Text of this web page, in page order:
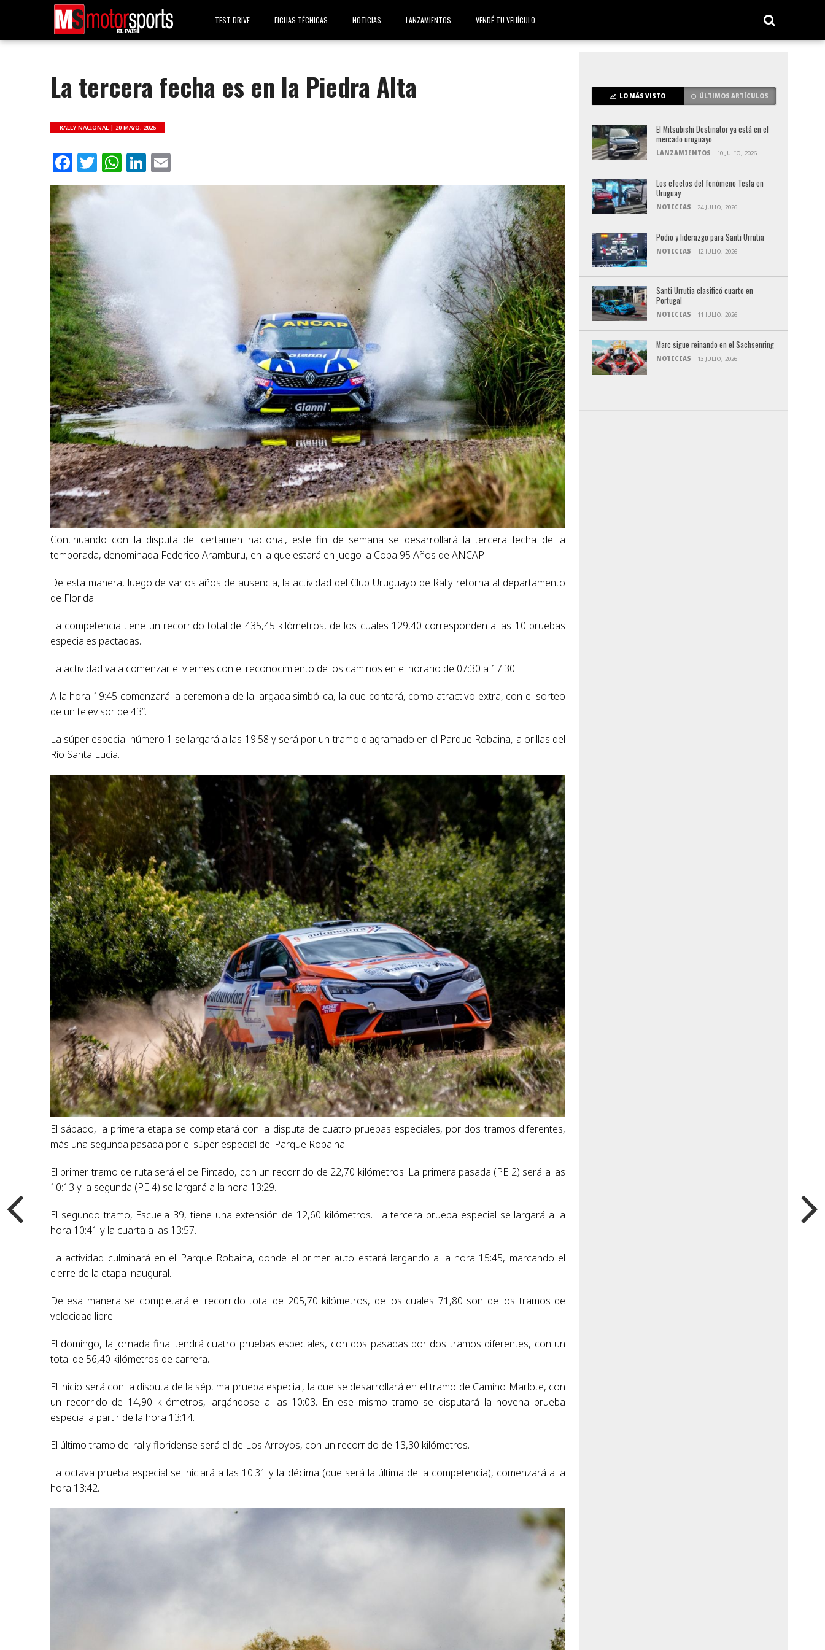
TEST DRIVE FICHAS TÉCNICAS NOTICIAS LANZAMIENTOS VENDÉ TU VEHÍCULO
La tercera fecha es en la Piedra Alta
RALLY NACIONAL |20 MAYO, 2026
Facebook
Twitter
WhatsApp
LinkedIn
Continuando con la disputa del certamen nacional, este fin de semana se desarrollará la tercera fecha de la
temporada, denominada Federico Aramburu, en la que estará en juego la Copa 95 Años de ANCAP.
De esta manera, luego de varios años de ausencia, la actividad del Club Uruguayo de Rally retorna al departamento
de Florida.
La competencia tiene un recorrido total de 435,45 kilómetros, de los cuales 129,40 corresponden a las 10 pruebas
especiales pactadas.
La actividad va a comenzar el viernes con el reconocimiento de los caminos en el horario de 07:30 a 17:30.
A la hora 19:45 comenzará la ceremonia de la largada simbólica, la que contará, como atractivo extra, con el sorteo
de un televisor de 43”.
La súper especial número 1 se largará a las 19:58 y será por un tramo diagramado en el Parque Robaina, a orillas del
Río Santa Lucía.
El sábado, la primera etapa se completará con la disputa de cuatro pruebas especiales, por dos tramos diferentes,
más una segunda pasada por el súper especial del Parque Robaina.
El primer tramo de ruta será el de Pintado, con un recorrido de 22,70 kilómetros. La primera pasada (PE 2) será a las
10:13 y la segunda (PE 4) se largará a la hora 13:29.
El segundo tramo, Escuela 39, tiene una extensión de 12,60 kilómetros. La tercera prueba especial se largará a la
hora 10:41 y la cuarta a las 13:57.
La actividad culminará en el Parque Robaina, donde el primer auto estará largando a la hora 15:45, marcando el
cierre de la etapa inaugural.
De esa manera se completará el recorrido total de 205,70 kilómetros, de los cuales 71,80 son de los tramos de
velocidad libre.
El domingo, la jornada final tendrá cuatro pruebas especiales, con dos pasadas por dos tramos diferentes, con un
total de 56,40 kilómetros de carrera.
El inicio será con la disputa de la séptima prueba especial, la que se desarrollará en el tramo de Camino Marlote, con
un recorrido de 14,90 kilómetros, largándose a las 10:03. En ese mismo tramo se disputará la novena prueba
especial a partir de la hora 13:14.
El último tramo del rally floridense será el de Los Arroyos, con un recorrido de 13,30 kilómetros.
La octava prueba especial se iniciará a las 10:31 y la décima (que será la última de la competencia), comenzará a la
hora 13:42.
LO MÁS VISTO ÚLTIMOS ARTÍCULOS
El Mitsubishi Destinator ya está en el
mercado uruguayo
LANZAMIENTOS 10 JULIO, 2026
Los efectos del fenómeno Tesla en
Uruguay
NOTICIAS 24 JULIO, 2026
Podio y liderazgo para Santi Urrutia
NOTICIAS 12 JULIO, 2026
Santi Urrutia clasificó cuarto en
Portugal
NOTICIAS 11 JULIO, 2026
Marc sigue reinando en el Sachsenring
NOTICIAS 13 JULIO, 2026